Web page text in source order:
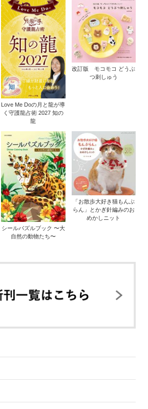
Love Me Doの月と龍が導
く守護龍占術 2027 知の
龍
改訂版 モコモコ どうぶ
つ刺しゅう
シールパズルブック 〜大
自然の動物たち〜
「お散歩大好き猫もんぶ
らん」とかぎ針編みのお
めかしニット